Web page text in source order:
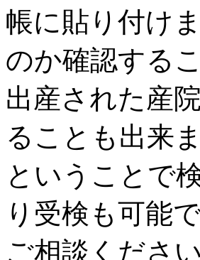
帳に貼り付け
のか確認する
出産された産
ることも出来
ということで
り受検も可能
ご相談ください